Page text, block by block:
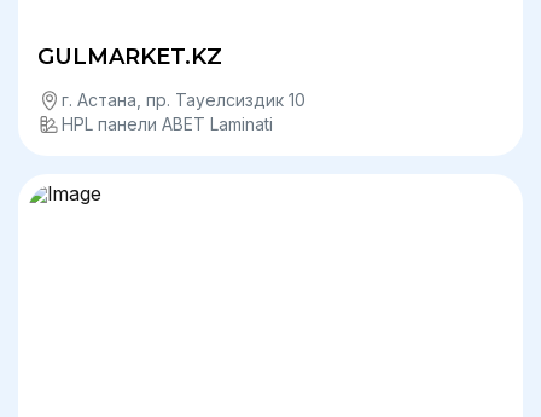
GULMARKET.KZ
г. Астана, пр. Тауелсиздик 10
HPL панели ABET Laminati